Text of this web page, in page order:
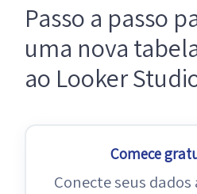
Passo a passo
uma nova
ao Looker
Comece
Conecte seus